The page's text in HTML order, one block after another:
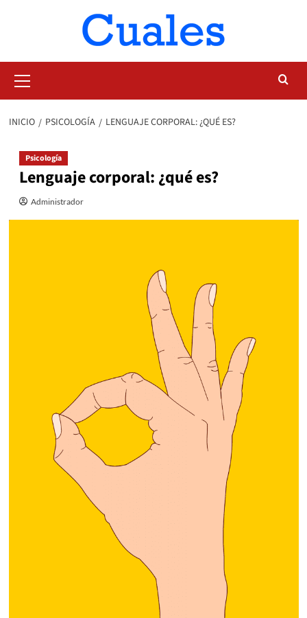
primario
INICIO PSICOLOGÍA LENGUAJE CORPORAL: ¿QUÉ ES?
Psicología
Lenguaje corporal: ¿qué es?
Administrador